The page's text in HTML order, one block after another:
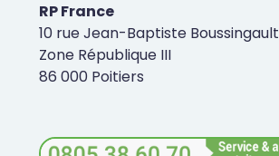
RP France
10 rue Jean-Baptiste Boussingault
Zone République III
86 000 Poitiers